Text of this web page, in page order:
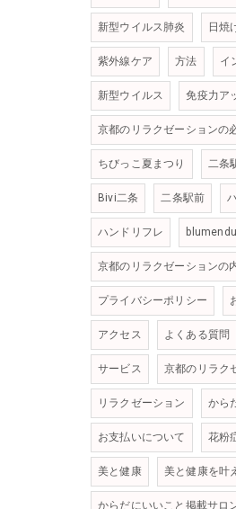
新型ウイルス肺炎 日焼
紫外線ケア 方法 イ
新型ウイルス 免疫力ア
京都のリラクゼーションの
ちびっこ夏まつり 二条
Bivi二条 二条駅前
ハンドリフレ
京都のリラクゼーションの
プライバシーポリシー
アクセス よくある質問
サービス 京都のリラク
リラクゼーション から
お支払いについて 花粉
美と健康 美と健康を叶
からだにいいこと掲載サロ